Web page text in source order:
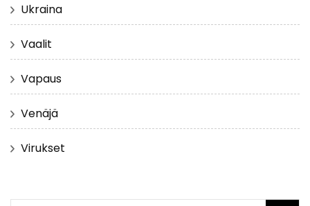
Ukraina
Vaalit
Vapaus
Venäjä
Virukset